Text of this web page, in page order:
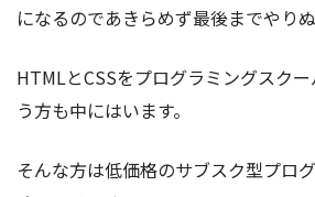
になるのであきらめず最後までやり
HTMLとCSSをプログラミングスク
う方も中にはいます。
そんな方は低価格のサブスク型プロ